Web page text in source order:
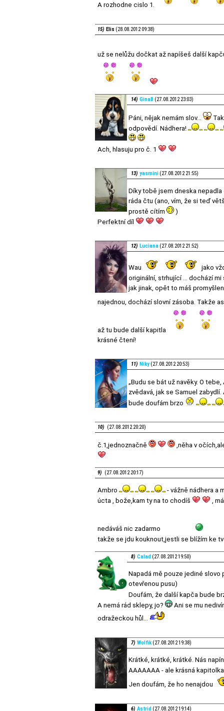
A rozhodne cislo 1.
15) Elis (28.08.2012 09:38)
už se nelůžu dočkat až napíšeš další
14) GinaB (27.08.2012 23:03)
Páni, nějak nemám slov...
odpovědí. Nádhera!
Ach, hlasuju pro č. 1
13) yasmini (27.08.2012 21:55)
Díky tobě jsem dneska
ráda čtu (ano, vím, že si teď
prostě cítím
)
Perfektní díl
12) Luciana (27.08.2012 21:52)
Wau
jako
originální, strhující ... dochází
jak jinak, opět to máš
najednou, dochází slovní zásoba. Takže
až tu bude další kapitla
krásné čtení!
11) Niky (27.08.2012 20:53)
„Budu se bát už navěky. O
zvědavá, jak se Samuel
bude doufám brzo
10) (27.08.2012 20:20)
č.1,jednoznačně ,něha v
9) (27.08.2012 20:17)
Ambro
- vážně nádhera a
úcta , bože,kam ty na to chodíš
,
nedáváš nic zadarmo
takže se jdu kouknout,jestli se blížím ke
8) Calad (27.08.2012 19:50)
Napadá mě pouze jediné slovo
otevřenou pusu)
Doufám, že další kapča bude
A nemá rád sklepy, jo?
Ani se mu
odražeckou hůl...
7) Wolfik (27.08.2012 19:38)
Krátké, krátké, krátké. Nás
AAAAAAA - ale krásná
Jen doufám, že ho nenajdou
6) Astrid (27.08.2012 19:14)